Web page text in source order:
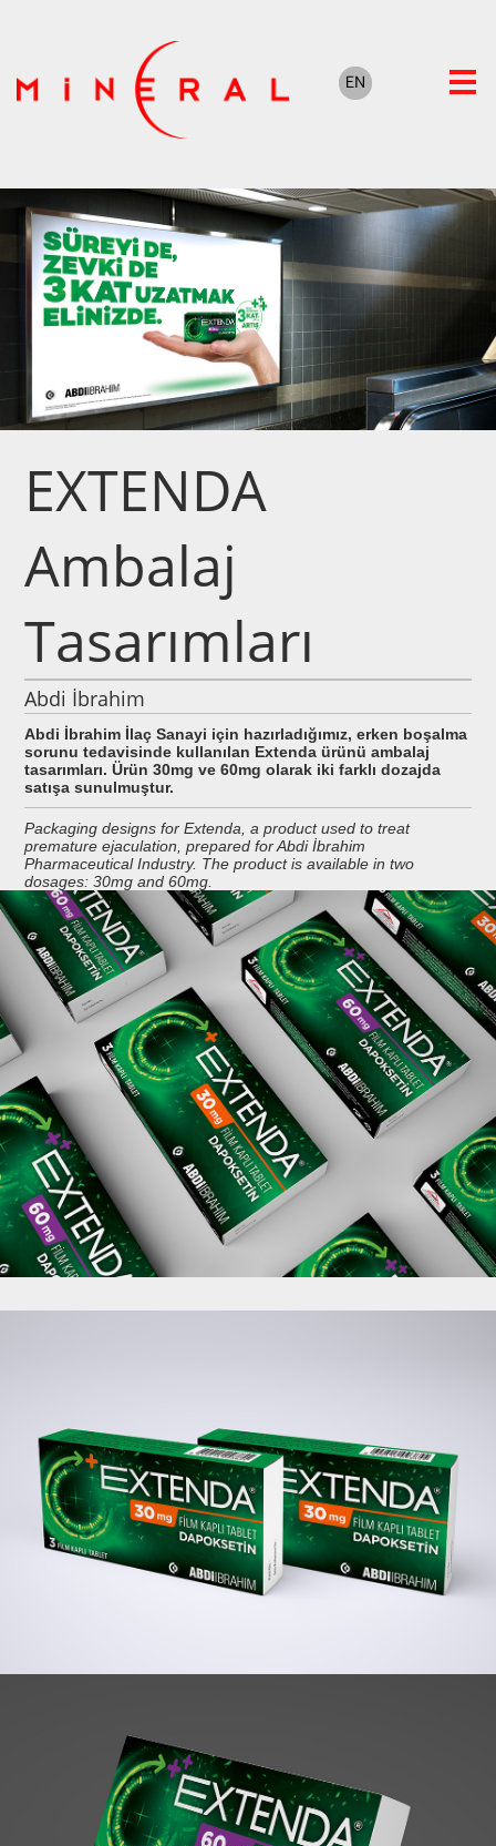
EXTENDA
Ambalaj
Tasarımları
Abdi İbrahim
Abdi İbrahim İlaç Sanayi için hazırladığımız, erken boşalma
sorunu tedavisinde kullanılan Extenda ürünü ambalaj
tasarımları. Ürün 30mg ve 60mg olarak iki farklı dozajda
satışa sunulmuştur.
Packaging designs for Extenda, a product used to treat
premature ejaculation, prepared for Abdi İbrahim
Pharmaceutical Industry. The product is available in two
dosages: 30mg and 60mg.